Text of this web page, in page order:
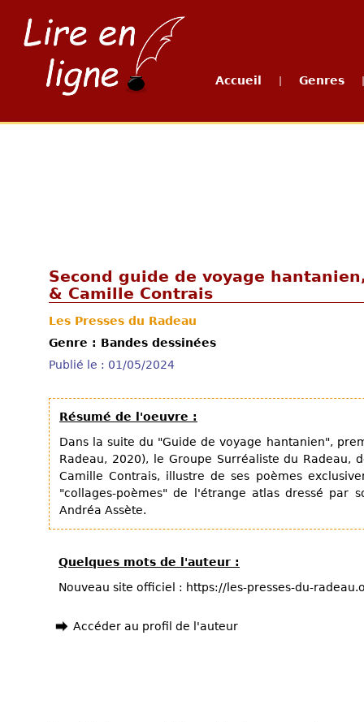
Accueil Genres
Second guide de voyage
& Camille Contrais
Les Presses du Radeau
Genre : Bandes dessinées
Publié le : 01/05/2024
Résumé de l'oeuvre :
Dans la suite du "Guide de voyage hantanien",
Radeau, 2020), le Groupe Surréaliste du Radeau,
Camille Contrais, illustre de ses poèmes
"collages-poèmes" de l'étrange atlas dressé par
Andréa Assète.
Quelques mots de l'auteur :
Nouveau site officiel : https://les-presses-du-
Accéder au profil de l'auteur